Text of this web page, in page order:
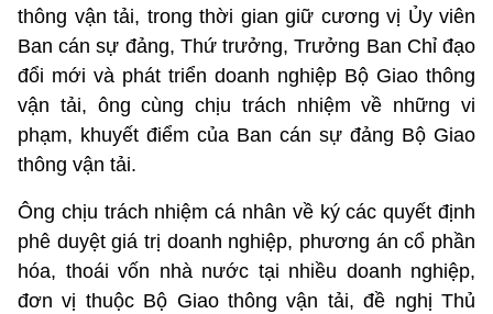
thông vận tải, trong thời gian giữ cương vị Ủy viên
Ban cán sự đảng, Thứ trưởng, Trưởng Ban Chỉ đạo
đổi mới và phát triển doanh nghiệp Bộ Giao thông
vận tải, ông cùng chịu trách nhiệm về những vi
phạm, khuyết điểm của Ban cán sự đảng Bộ Giao
thông vận tải.
Ông chịu trách nhiệm cá nhân về ký các quyết định
phê duyệt giá trị doanh nghiệp, phương án cổ phần
hóa, thoái vốn nhà nước tại nhiều doanh nghiệp,
đơn vị thuộc Bộ Giao thông vận tải, đề nghị Thủ